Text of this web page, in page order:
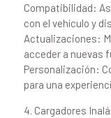
Compatibilidad:
con el vehículo y
Actualizaciones:
acceder a nuevas
Personalización:
para una
4. Cargadores